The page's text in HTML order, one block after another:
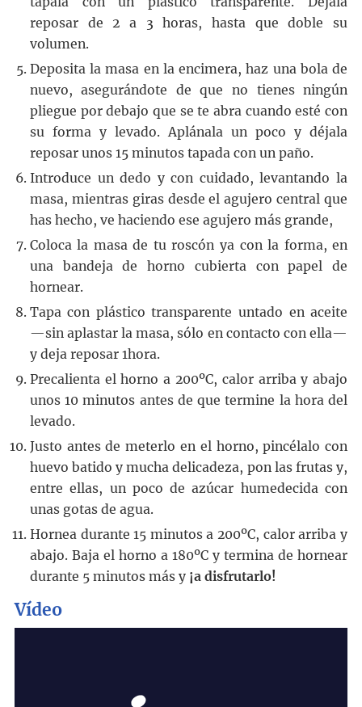
reposar de 2 a 3 horas, hasta que doble su
volumen.
Deposita la masa en la encimera, haz una bola de
nuevo, asegurándote de que no tienes ningún
pliegue por debajo que se te abra cuando esté con
su forma y levado. Aplánala un poco y déjala
reposar unos 15 minutos tapada con un paño.
Introduce un dedo y con cuidado, levantando la
masa, mientras giras desde el agujero central que
has hecho, ve haciendo ese agujero más grande,
Coloca la masa de tu roscón ya con la forma, en
una bandeja de horno cubierta con papel de
hornear.
Tapa con plástico transparente untado en aceite
—sin aplastar la masa, sólo en contacto con ella—
y deja reposar 1hora.
Precalienta el horno a 200ºC, calor arriba y abajo
unos 10 minutos antes de que termine la hora del
levado.
Justo antes de meterlo en el horno, pincélalo con
huevo batido y mucha delicadeza, pon las frutas y,
entre ellas, un poco de azúcar humedecida con
unas gotas de agua.
Hornea durante 15 minutos a 200ºC, calor arriba y
abajo. Baja el horno a 180ºC y termina de hornear
durante 5 minutos más y ¡a disfrutarlo!
Vídeo